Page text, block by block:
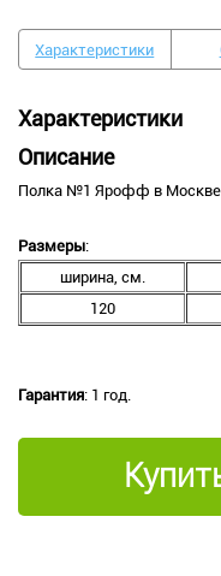
Характеристики
Характеристики
Описание
Полка №1 Ярофф в
Размеры:
ширина, см.
120
Гарантия: 1 год.